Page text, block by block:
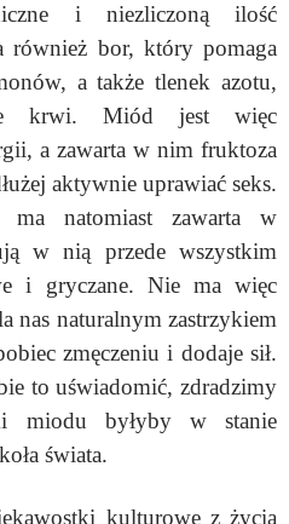
i niezliczoną ilość
również bor, który pomaga
a także tlenek azotu,
krwi. Miód jest więc
a zawarta w nim fruktoza
aktywnie uprawiać seks.
ma natomiast zawarta w
w nią przede wszystkim
i gryczane. Nie ma więc
nas naturalnym zastrzykiem
zmęczeniu i dodaje sił.
to uświadomić, zdradzimy
miodu byłyby w stanie
świata.
kulturowe z życia